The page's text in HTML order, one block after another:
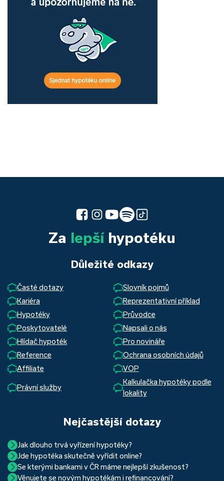
Za lepšíhypotéku
Důležité odkazy
Časté dotazy
Slovník pojmů
Kariéra
Reprezentativní příklad
Hypotéky
Průvodce
Poskytovatelé
Napsali o nás
Hlídač hypoték
Pro novináře
Reference
Ochrana osobních údajů
Affiliate
VOP
Právní služby
Kalkulačka hypotéky podle
lokality
Nejčastější dotazy
Jak dlouho trvá vyřízení hypotéky?
Hypotéka se dá zvládnout za měsíc i za tři. Nejčastěji její
uzavření trvá okolo 2 měsíců. Důvodem je především
Jde hypotéka skutečně vyřídit online?
Ano, skutečně jde. Díky moderním technologiím, které
Se kterými bankami v ČR máme nejlepší zkušenost?
Nejvíce proklientská je určitě Hypoteční banka. Svou
Věnujete se novým hypotékám i refinancování?